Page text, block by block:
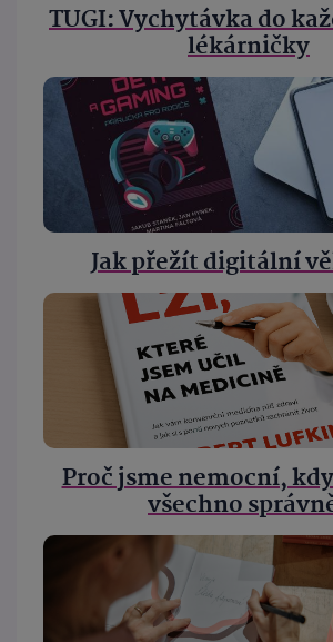
TUGI: Vychytávka do
lékárničky
Jak přežít digitální
Proč jsme nemocní,
všechno